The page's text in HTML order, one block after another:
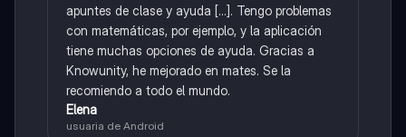
apuntes de clase y ayuda [...]. Tengo problemas
con matemáticas, por ejemplo, y la aplicación
tiene muchas opciones de ayuda. Gracias a
Knowunity, he mejorado en mates. Se la
recomiendo a todo el mundo.
Elena
usuaria de Android